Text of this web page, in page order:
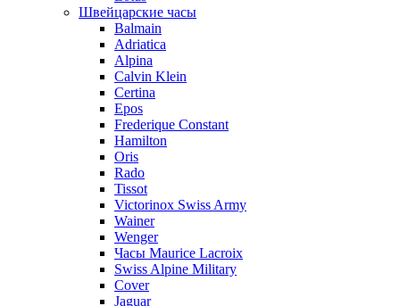
Швейцарские часы
Balmain
Adriatica
Alpina
Calvin Klein
Certina
Epos
Frederique Constant
Hamilton
Oris
Rado
Tissot
Victorinox Swiss Army
Wainer
Wenger
Часы Maurice Lacroix
Swiss Alpine Military
Cover
Jaguar